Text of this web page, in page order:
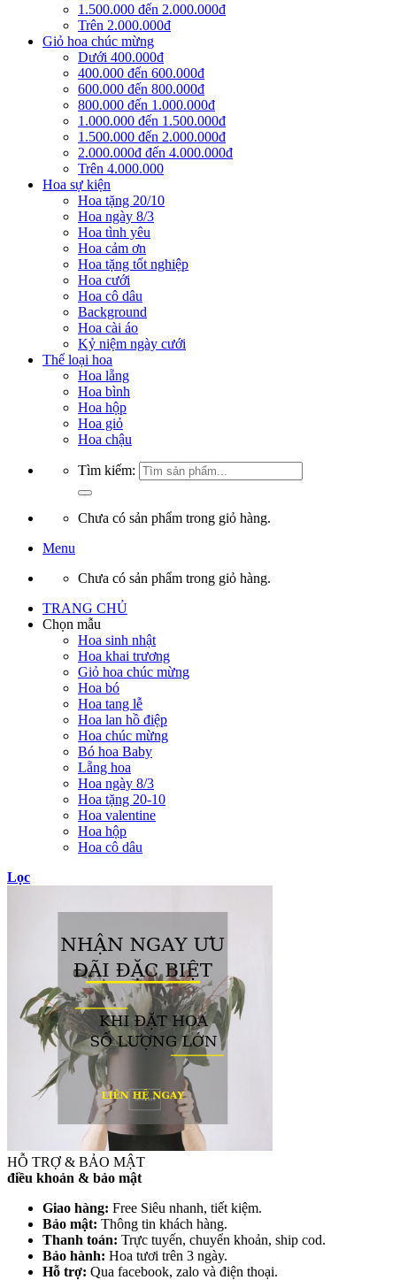
1.500.000 đến 2.000.000đ
Trên 2.000.000đ
Giỏ hoa chúc mừng
Dưới 400.000đ
400.000 đến 600.000đ
600.000 đến 800.000đ
800.000 đến 1.000.000đ
1.000.000 đến 1.500.000đ
1.500.000 đến 2.000.000đ
2.000.000đ đến 4.000.000đ
Trên 4.000.000
Hoa sự kiện
Hoa tặng 20/10
Hoa ngày 8/3
Hoa tình yêu
Hoa cảm ơn
Hoa tặng tốt nghiệp
Hoa cưới
Hoa cô dâu
Background
Hoa cài áo
Kỷ niệm ngày cưới
Thể loại hoa
Hoa lẵng
Hoa bình
Hoa hộp
Hoa giỏ
Hoa chậu
Tìm kiếm:
Chưa có sản phẩm trong giỏ hàng.
Menu
Chưa có sản phẩm trong giỏ hàng.
TRANG CHỦ
Chọn mẫu
Hoa sinh nhật
Hoa khai trương
Giỏ hoa chúc mừng
Hoa bó
Hoa tang lễ
Hoa lan hồ điệp
Hoa chúc mừng
Bó hoa Baby
Lẵng hoa
Hoa ngày 8/3
Hoa tặng 20-10
Hoa valentine
Hoa hộp
Hoa cô dâu
Lọc
HỖ TRỢ & BẢO MẬT
điều khoản & bảo mật
Giao hàng: Free Siêu nhanh, tiết kiệm.
Bảo mật: Thông tin khách hàng.
Thanh toán: Trực tuyến, chuyển khoản, ship cod.
Bảo hành: Hoa tươi trên 3 ngày.
Hỗ trợ: Qua facebook, zalo và điện thoại.